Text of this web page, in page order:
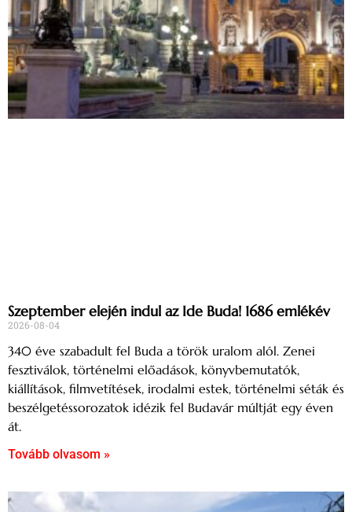
Szeptember elején indul az Ide Buda! 1686 emlékév
2026-08-04
340 éve szabadult fel Buda a török uralom alól. Zenei
fesztiválok, történelmi előadások, könyvbemutatók,
kiállítások, filmvetítések, irodalmi estek, történelmi séták és
beszélgetéssorozatok idézik fel Budavár múltját egy éven
át.
Tovább olvasom »